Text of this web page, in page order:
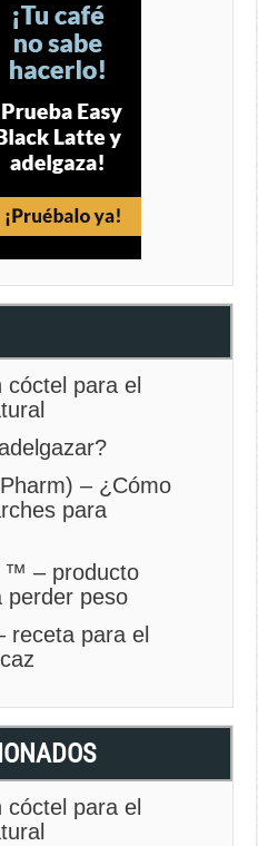
para el
– ¿Cómo
para
™ – producto
perder peso
para el
para el